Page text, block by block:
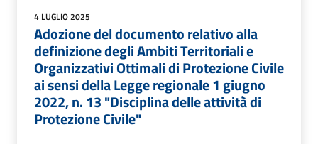
4 LUGLIO 2025
Adozione del documento relativo alla
definizione degli Ambiti Territoriali e
Organizzativi Ottimali di Protezione Civile
ai sensi della Legge regionale 1 giugno
2022, n. 13 "Disciplina delle attività di
Protezione Civile"